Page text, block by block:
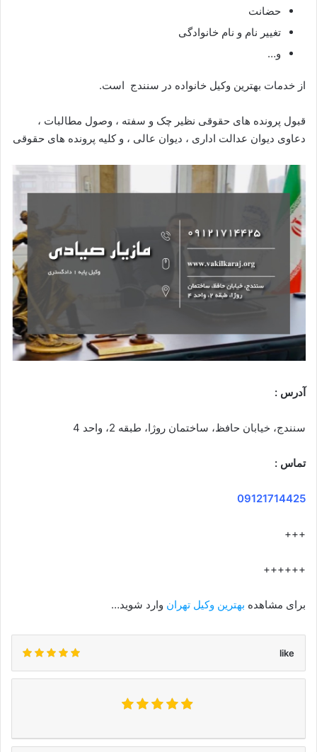
حضانت
تغییر نام و نام خانوادگی
و…
از خدمات بهترین وکیل خانواده در سنندج است.
قبول پرونده های حقوقی نظیر چک و سفته ، وصول مطالبات ،
دعاوی دیوان عدالت اداری ، دیوان عالی ، و کلیه پرونده های حقوقی
آدرس :
سنندج، خیابان حافظ، ساختمان روژا، طبقه 2، واحد 4
تماس :
09121714425
+++
++++++
برای مشاهده بهترین وکیل تهران وارد شوید…
like